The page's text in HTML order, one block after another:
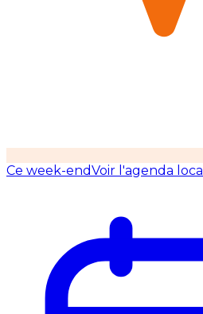
Ce week-endVoir l'agenda local